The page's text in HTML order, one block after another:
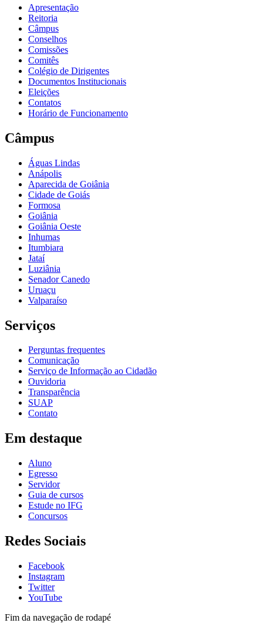
Apresentação
Reitoria
Câmpus
Conselhos
Comissões
Comitês
Colégio de Dirigentes
Documentos Institucionais
Eleições
Contatos
Horário de Funcionamento
Câmpus
Águas Lindas
Anápolis
Aparecida de Goiânia
Cidade de Goiás
Formosa
Goiânia
Goiânia Oeste
Inhumas
Itumbiara
Jataí
Luziânia
Senador Canedo
Uruaçu
Valparaíso
Serviços
Perguntas frequentes
Comunicação
Serviço de Informação ao Cidadão
Ouvidoria
Transparência
SUAP
Contato
Em destaque
Aluno
Egresso
Servidor
Guia de cursos
Estude no IFG
Concursos
Redes Sociais
Facebook
Instagram
Twitter
YouTube
Fim da navegação de rodapé